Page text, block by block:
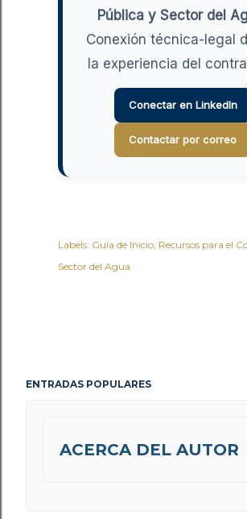
Pública y Sector del
Conexión técnica-legal
la experiencia del
Conectar en LinkedIn
Contactar por correo
Labels: Guía de Inicio Recursos para el
Sector del Agua
ENTRADAS POPULARES
ACERCA DEL AUTOR